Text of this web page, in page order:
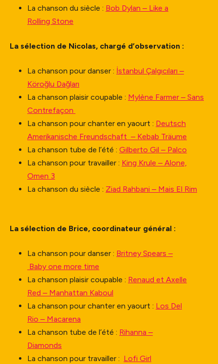
La chanson du siècle : Bob Dylan – Like a
Rolling Stone
La sélection de Nicolas, chargé d’observation :
La chanson pour danser : İstanbul Çalgıcıları –
Köroğlu Dağları
La chanson plaisir coupable : Mylène Farmer – Sans
Contrefaçon
La chanson pour chanter en yaourt : Deutsch
Amerikanische Freundschaft – Kebab Träume
La chanson tube de l’été : Gilberto Gil – Palco
La chanson pour travailler : King Krule – Alone,
Omen 3
La chanson du siècle : Ziad Rahbani – Mais El Rim
La sélection de Brice, coordinateur général :
La chanson pour danser : Britney Spears –
Baby one more time
La chanson plaisir coupable : Renaud et Axelle
Red – Manhattan Kaboul
La chanson pour chanter en yaourt : Los Del
Rio – Macarena
La chanson tube de l’été : Rihanna –
Diamonds
La chanson pour travailler : Lofi Girl